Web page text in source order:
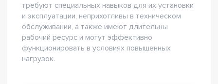
требуют специальных навыков для их установки
и эксплуатации, неприхотливы в техническом
обслуживании, а также имеют длительны
рабочий ресурс и могут эффективно
функционировать в условиях повышенных
нагрузок.